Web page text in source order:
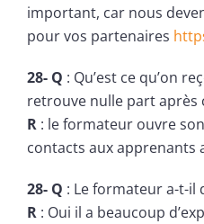
important, car nous
pour vos partenaires
28- Q : Qu’est ce qu’on
retrouve nulle part après
R : le formateur ouvre
contacts aux apprenants
28- Q : Le formateur a-t-il
R : Oui il a beaucoup